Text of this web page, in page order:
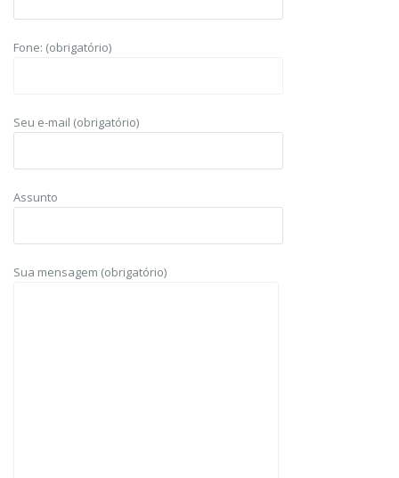
Fone: (obrigatório)
Seu e-mail (obrigatório)
Assunto
Sua mensagem (obrigatório)